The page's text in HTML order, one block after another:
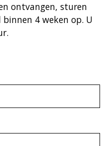
ontvangen, sturen
4 weken op. U